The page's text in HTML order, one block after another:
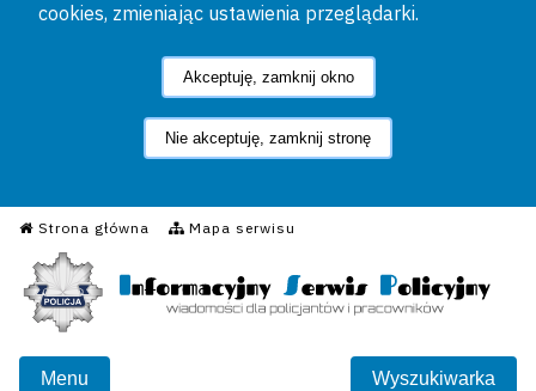
cookies, zmieniając ustawienia przeglądarki.
Akceptuję, zamknij okno
Nie akceptuję, zamknij stronę
Strona główna Mapa serwisu
Informacyjny Serwis
Menu Wyszukiwarka